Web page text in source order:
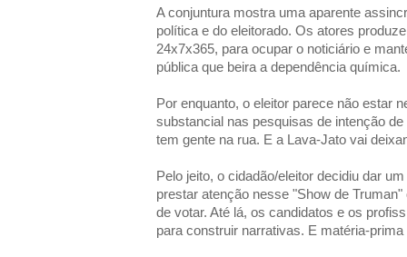
A conjuntura mostra uma aparente
política e do eleitorado. Os atores
24x7x365, para ocupar o noticiário e
pública que beira a dependência química.
Por enquanto, o eleitor parece não estar
substancial nas pesquisas de intenção
tem gente na rua. E a Lava-Jato vai
Pelo jeito, o cidadão/eleitor decidiu dar
prestar atenção nesse "Show de
de votar. Até lá, os candidatos e os
para construir narrativas. E matéria-prima